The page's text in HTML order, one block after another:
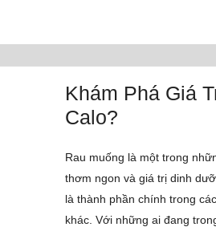
Khám Phá Giá
Calo?
Rau muống là một trong
thơm ngon và giá trị dinh
là thành phần chính trong
khác. Với những ai đang